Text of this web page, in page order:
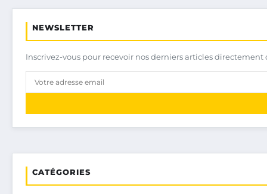
NEWSLETTER
Inscrivez-vous pour recevoir nos derniers articles
CATÉGORIES